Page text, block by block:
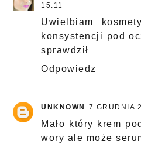
15:11
Uwielbiam
konsystencji pod
sprawdził
Odpowiedz
UNKNOWN 7 GRUDNIA
Mało który krem
wory ale może